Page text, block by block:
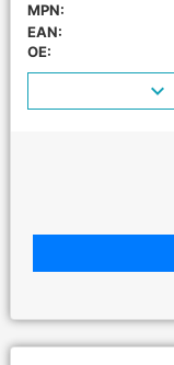
MPN:
EAN:
OE: